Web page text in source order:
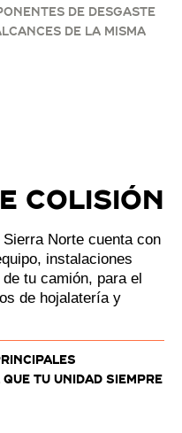
de desgaste
de la misma
Colisión
Norte cuenta con
instalaciones
tu camión, para el
de hojalatería y
tu unidad siempre